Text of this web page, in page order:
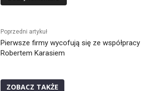
Poprzedni artykuł
Pierwsze firmy wycofują się ze
Robertem Karasiem
ZOBACZ TAKŻE